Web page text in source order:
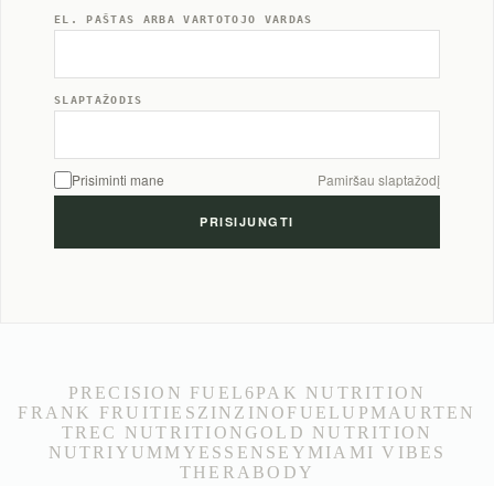
EL. PAŠTAS ARBA VARTOTOJO VARDAS
SLAPTAŽODIS
Prisiminti mane Pamiršau slaptažodį
PRECISION FUEL 6PAK NUTRITION
FRANK FRUITIES ZINZINO FUELUP MAURTEN
TREC NUTRITIONGOLD NUTRITION
NUTRIYUMMY ESSENSEY MIAMI VIBES
THERABODY